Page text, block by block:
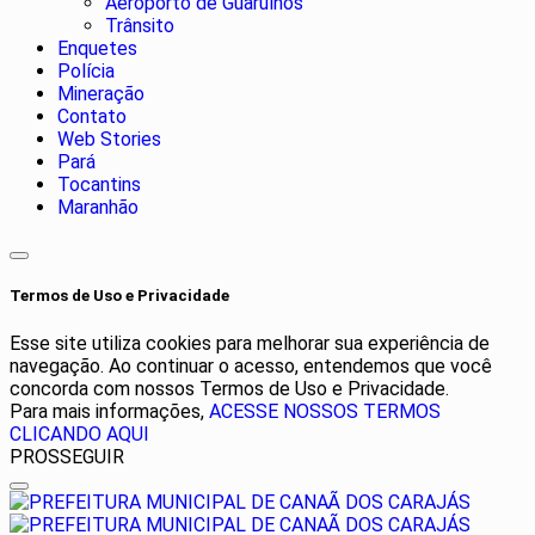
Trânsito
Enquetes
Polícia
Mineração
Contato
Web Stories
Pará
Tocantins
Maranhão
Termos de Uso e Privacidade
Esse site utiliza cookies para melhorar sua experiência de
navegação. Ao continuar o acesso, entendemos que você
concorda com nossos Termos de Uso e Privacidade.
Para mais informações, ACESSE NOSSOS TERMOS
CLICANDO AQUI
PROSSEGUIR